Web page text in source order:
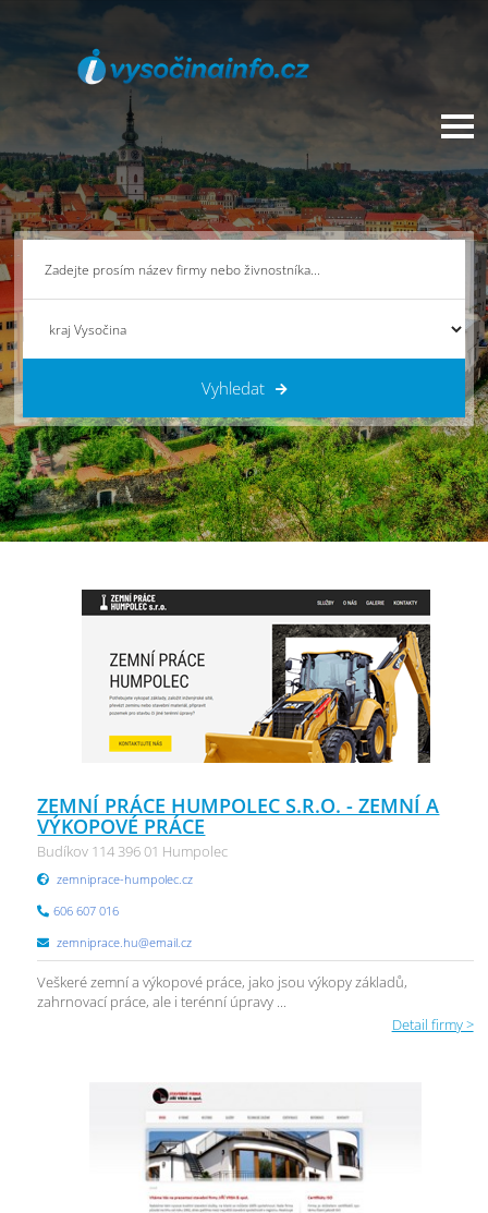
Vyhledat
ZEMNÍ PRÁCE HUMPOLEC S.R.O. - ZEMNÍ A
VÝKOPOVÉ PRÁCE
Budíkov 114 396 01 Humpolec
zemniprace-humpolec.cz
606 607 016
zemniprace.hu@email.cz
Veškeré zemní a výkopové práce, jako jsou výkopy základů,
zahrnovací práce, ale i terénní úpravy ...
Detail firmy >